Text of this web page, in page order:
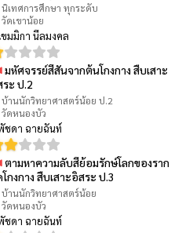
นิเทศการศึกษา ทุกระดับ
ดเขาน้อย
ขมมิกา นีลมงคล
มหัศจรรย์สีสันจากต้นโกงกาง สืบเสาะ
ระ ป.2
บ้านนักวิทยาศาสตร์น้อย ป.2
วัดหนองบัว
ชดา ฉายฉันท์
ตามหาความลับสีย้อมรักษ์โลกของราก
กงกาง สืบเสาะอิสระ ป.3
บ้านนักวิทยาศาสตร์น้อย
วัดหนองบัว
ชดา ฉายฉันท์